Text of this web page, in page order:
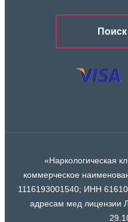
«Наркологическая
коммерческое
1116193001540; ИНН
адресам мед лицензии